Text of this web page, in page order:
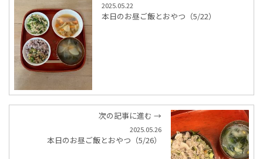
2025.05.22
本日のお昼ご飯とおやつ（5/22）
次の記事に進む →
2025.05.26
本日のお昼ご飯とおやつ（5/26）